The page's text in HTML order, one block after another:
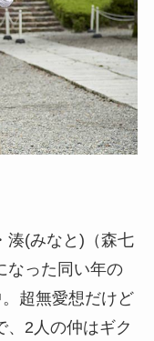
湊(みなと)（森七
なった同い年の
超無愛想だけど
、2人の仲はギク